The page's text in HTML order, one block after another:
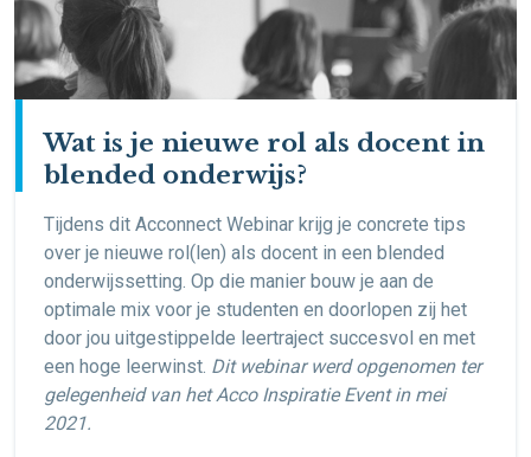
Wat is je nieuwe rol als docent in
blended onderwijs?
Tijdens dit Acconnect Webinar krijg je concrete tips
over je nieuwe rol(len) als docent in een blended
onderwijssetting. Op die manier bouw je aan de
optimale mix voor je studenten en doorlopen zij het
door jou uitgestippelde leertraject succesvol en met
een hoge leerwinst. Dit webinar werd opgenomen ter
gelegenheid van het Acco Inspiratie Event in mei
2021.